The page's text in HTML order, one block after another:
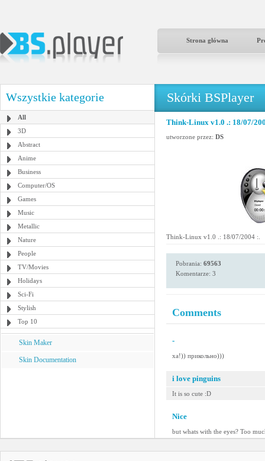
Strona główna
Wszystkie kategorie
All
3D
Abstract
Anime
Business
Computer/OS
Games
Music
Metallic
Nature
People
TV/Movies
Holidays
Sci-Fi
Stylish
Top 10
Skin Maker
Skin Documentation
Skórki BSPlayer
Think-Linux v1.0 .: 18/07/
utworzone przez: DS
Think-Linux v1.0 .: 18/07/2004 :.
Pobrania: 69563
Komentarze: 3
Comments
-
ха!)) прикольно)))
i love pinguins
It is so cute :D
Nice
but whats with the eyes? Too